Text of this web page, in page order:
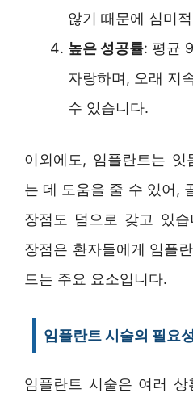
않기 때문에 심미
높은 성공률: 평균
자랑하며, 오래 지
수 있습니다.
이외에도, 임플란트는
는 데 도움을 줄 수 있어,
장점도 덤으로 갖고 있
장점은 환자들에게 임플
드는 주요 요소입니다.
임플란트 시술의 필요성
임플란트 시술은 여러